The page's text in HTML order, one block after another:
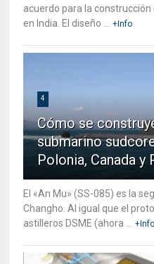
acuerdo para la
en India. El diseño ...
+Info
4
Cómo se
submarino
Polonia, Canada y
El «An Mu» (SS-085) es la
Changho. Al igual que el
astilleros DSME (ahora ...
+Info